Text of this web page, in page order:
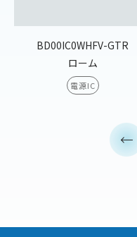
BD00IC0WHFV-GTR
ローム
電源IC